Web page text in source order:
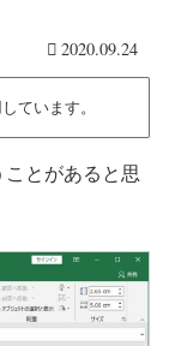
2020.09.24
ています。
とがあると思